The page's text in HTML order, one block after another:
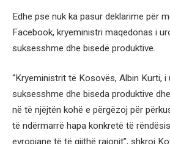
Edhe pse nuk ka pasur deklarime për
Facebook, kryeministri maqedonas i
suksesshme dhe bisedë produktive.
“Kryeministrit të Kosovës, Albin Kurti, i
suksesshme dhe biseda produktive
në të njëjtën kohë e përgëzoj për
të ndërmarrë hapa konkretë të
evropiane të të gjithë rajonit”, shkroi